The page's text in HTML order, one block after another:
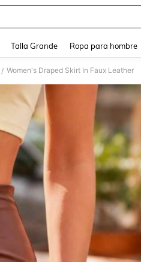
Talla Grande Ropa para hombre
/ Women's Draped Skirt In Faux Leather